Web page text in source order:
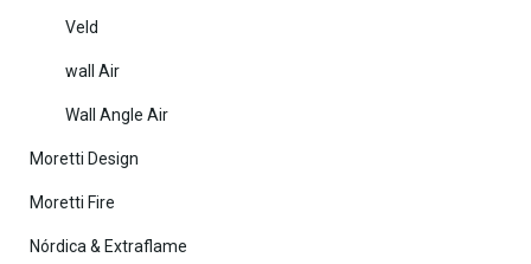
Veld
wall Air
Wall Angle Air
Moretti Design
Moretti Fire
Nórdica & Extraflame